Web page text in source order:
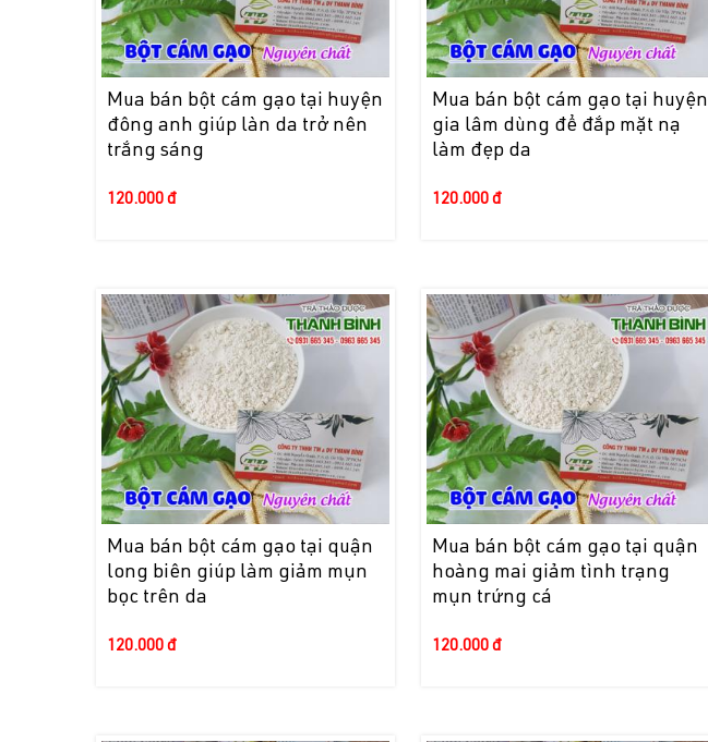
Mua bán bột cám gạo tại huyện
đông anh giúp làn da trở nên
trắng sáng
120.000 đ
Mua bán bột cám gạo tại huyện
gia lâm dùng để đắp mặt nạ
làm đẹp da
120.000 đ
Mua bán bột cám gạo tại quận
long biên giúp làm giảm mụn
bọc trên da
120.000 đ
Mua bán bột cám gạo tại quận
hoàng mai giảm tình trạng
mụn trứng cá
120.000 đ